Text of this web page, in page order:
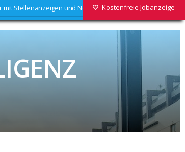
Kostenfreie Jobanzeige
mit Stellenanzeigen und News abonieren